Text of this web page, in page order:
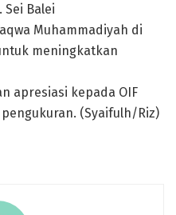
Sei Balei
Muhammadiyah di
meningkatkan
apresiasi kepada OIF
(Syaifulh/Riz)